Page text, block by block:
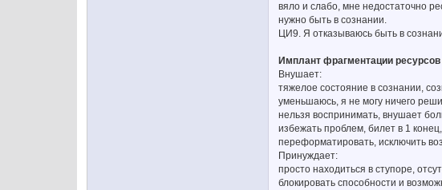
вяло и слабо, мне недостаточно
нужно быть в сознании.
ЦИ9. Я отказываюсь быть в
Имплант фрагментации ресурсов
Внушает:
тяжелое состояние в сознании,
уменьшаюсь, я не могу ничего
нельзя воспринимать, внушает
избежать проблем, билет в 1
переформатировать, исключить
Принуждает:
просто находиться в ступоре,
блокировать способности и